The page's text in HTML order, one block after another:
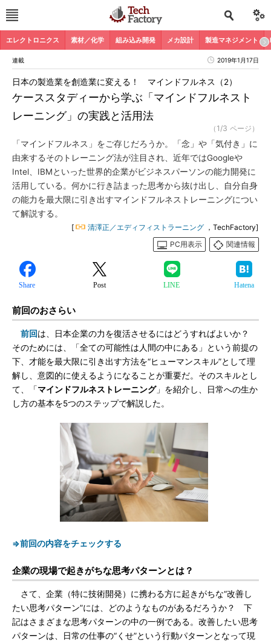
エレクトロニクス 素材／化学 組み込み開発 メカ設計 製造マネジメント
連載 2019年1月17日
ケーススタディーから学ぶ「マインドフルネスト
レーニング」の実践と活用法
日本の製造業を創造業に変える！ マインドフルネス（2）
（1/3 ページ）
「マインドフルネス」をご存じだろうか。「念」や「気付き」に
由来するそのトレーニング法が注目され、近年ではGoogleや
Intel、IBMといった世界的企業がビジネスパーソンの能力開発に
活用している。何かに行き詰まった思考から抜け出し、自分自身
の能力を最大限に引き出すマインドフルネストレーニングについ
て解説する。
[ 清澤正／エディフィストラーニング ，TechFactory]
PC用表示
関連情報
Share Post LINE Hatena
前回のおさらい
前回は、日本企業の力を復活させるにはどうすればよいか？
そのためには、「全ての可能性は人間の中にある」という前提の
下、才能を最大限に引き出す方法を“ヒューマンスキル”として理
解し、意図的に使えるようになることが重要だ。そのスキルとし
て、「マインドフルネストレーニング」を紹介し、日常への生か
し方の基本を5つのステップで解説した。
⇒前回の内容をチェックする
企業の現場で起きがちな思考パターンとは？
さて、企業（特に技術開発）に携わる方に起きがちな“改善し
たい思考パターン”には、どのようなものがあるだろうか？ 下
記はさまざまな思考パターンの中の一例である。改善したい思考
パターンは、日常の仕事の“くせ”という行動パターンとなって現